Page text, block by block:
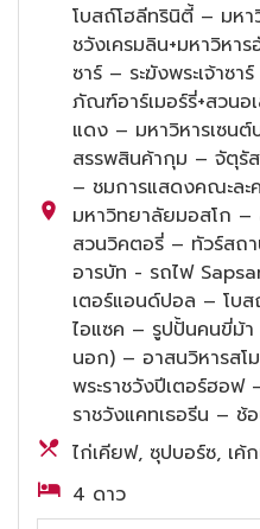
โบสถ์โฮลีทรินิตี้ – มหา
ชวังเครมลิน+มหาวิห
ซาร์ – ระฆังพระเจ้าซ
ภัณฑ์อาร์เมอร์รี่+สวนอ
แดง – มหาวิหารเซน
สรรพสินค้ากุม – จัตุรั
– ชมการแสดงคณะละ
มหาวิทยาลัยมอสโก –
สวนวิคตอรี่ – ทัวร์สถ
อารบัท - รถไฟ
เตอร์แอนด์ปอล – โบ
ไอแซค – รูปปั้นคนขี่ม้า
นอก) – อาสนวิหารสโ
พระราชวังปีเตอร์ฮอ
ราชวังแคทเธอรีน – ช้
ไก่เคียฟ, ซุปบอร์ซ, เค้
4 ดาว